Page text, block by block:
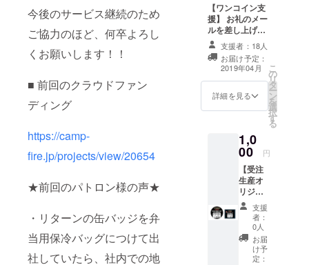
今後のサービス継続のため
ご協力のほど、何卒よろし
くお願いします！！
■ 前回のクラウドファン
ディング
https://camp-
fire.jp/projects/view/20654
★前回のパトロン様の声★
・リターンの缶バッジを弁
当用保冷バッグにつけて出
社していたら、社内での地
【ワンコイン支
援】 お礼のメー
ルを差し上げま
す
支援者：18人
お届け予定：
2019年04月
詳細を見る
こ
の
リ
タ
ー
ン
を
選
択
す
る
1,0
00 円
【受注
生産オ
リジナ
ルグッ
ズ】
【ス
テッ
カー＆
缶バッ
支援
者：
0人
お届
け予
定：